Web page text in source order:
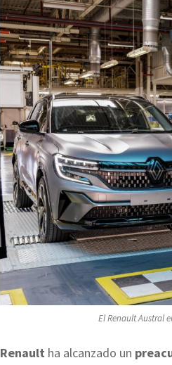
El Renault Austral
Renault ha alcanzado un